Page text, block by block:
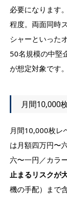
必要になります
程度。両面同時
シャーといった
50名規模の中堅
が想定対象です。
月間10,000
月間10,000枚レ
は月額四万円〜
六〜一円／カラ
止まるリスクが
機の手配）まで